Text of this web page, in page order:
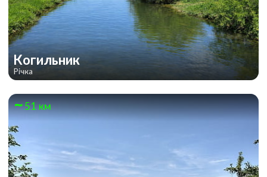
Когильник
Річка
51 км